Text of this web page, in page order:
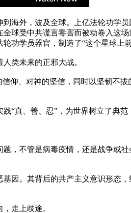
海外，波及全球。上亿法轮功学
球受中共谎言毒害而被动卷入这
功学员器官，制造了“这个星球上前
类未来的正邪大战。
仰、对神的坚信，同时以坚韧不
“真、善、忍”，为世界树立了典范
，不管是病毒疫情，还是战争或
因。其背后的共产主义意识形态
走上歧途。